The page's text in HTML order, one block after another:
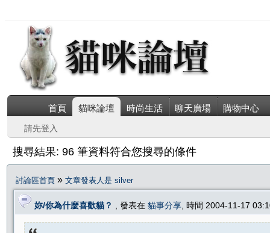
首頁 貓咪論壇 時尚生活 聊天廣場 購物中心
請先登入
搜尋結果: 96 筆資料符合您搜尋的條件
討論區首頁 » 文章發表人是 silver
妳/你為什麼喜歡貓？ , 發表在 貓事分享 , 時間 2004-11-17